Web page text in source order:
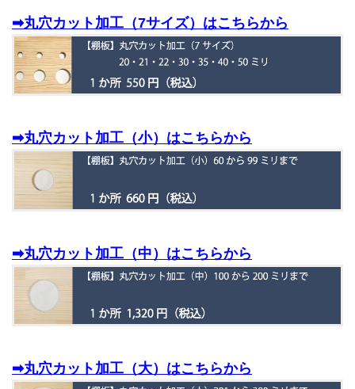
➡丸穴カット加工（7サイズ）はこちらから
➡丸穴カット加工（小）はこちらから
➡丸穴カット加工（中）はこちらから
➡丸穴カット加工（大）はこちらから